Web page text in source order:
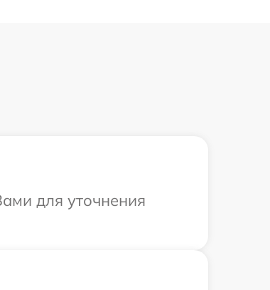
для уточнения